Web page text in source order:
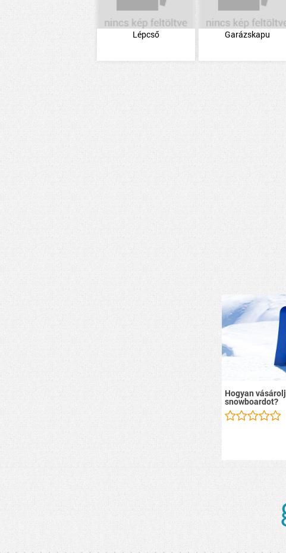
Lépcső Garázskapu
Hogyan vásárolj
snowboardot?